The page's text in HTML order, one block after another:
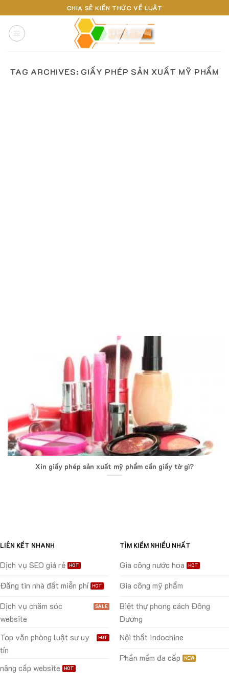
to
content
CHIA SẺ KIẾN THỨC VỀ LUẬT
TAG ARCHIVES: GIẤY PHÉP SẢN XUẤT MỸ PHẨM
Xin giấy phép sản xuất mỹ phẩm cần giấy tờ gì?
LIÊN KẾT NHANH
Dịch vụ SEO giá rẻ
Đăng tin nhà đất miễn phí
Dịch vụ chăm sóc
website
Top văn phòng luật sư uy
tín
nâng cấp website
TÌM KIẾM NHIỀU NHẤT
Gia công nước hoa
Gia công mỹ phẩm
Biệt thự phong cách Đông
Dương
Nội thất Indochine
Phần mềm đa cấp